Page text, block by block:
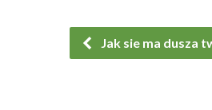
Jak sie ma dusza